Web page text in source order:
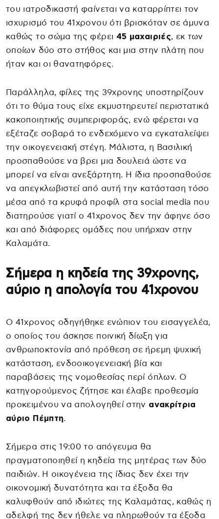
του ιατροδικαστή φαίνεται να καταρρίπτει τον
ισχυρισμό του 41χρονου ότι βρισκόταν σε άμυνα
καθώς το σώμα της φέρει 45 μαχαιριές, εκ των
οποίων δύο στο στήθος και μια στην πλάτη που
ήταν και οι θανατηφόρες.
Παράλληλα, φίλες της 39χρονης υποστηρίζουν
ότι το θύμα τους είχε εκμυστηρευτεί περιστατικά
κακοποιητικής συμπεριφοράς, ενώ φέρεται να
εξέταζε σοβαρά το ενδεχόμενο να εγκαταλείψει
την οικογενειακή στέγη. Μάλιστα, η Βασιλική
προσπαθούσε να βρει μια δουλειά ώστε να
μπορεί να είναι ανεξάρτητη. Η ίδια προσπαθούσε
να απεγκλωβιστεί από αυτή την κατάσταση τόσο
μέσα από τα κρυφά προφίλ στα social media που
διατηρούσε γιατί ο 41χρονος δεν την άφηνε όσο
και από διάφορες ομάδες που υπήρχαν στην
Καλαμάτα.
Σήμερα η κηδεία της 39χρονης,
αύριο η απολογία του 41χρονου
Ο 41χρονος οδηγήθηκε ενώπιον του εισαγγελέα,
ο οποίος του άσκησε ποινική δίωξη για
ανθρωποκτονία από πρόθεση σε ήρεμη ψυχική
κατάσταση, ενδοοικογενειακή βία και
παραβάσεις της νομοθεσίας περί όπλων. Ο
κατηγορούμενος ζήτησε και έλαβε προθεσμία
προκειμένου να απολογηθεί στην ανακρίτρια
αύριο Πέμπτη.
Σήμερα στις 19:00 το απόγευμα θα
πραγματοποιηθεί η κηδεία της μητέρας των δύο
παιδιών. Η οικογένεια της ίδιας δεν έχει την
οικονομική δυνατότητα και τα έξοδα θα
καλυφθούν από ιδιώτες της Καλαμάτας, καθώς η
αδελφή της δεν ήθελε να πληρωθούν τα έξοδα